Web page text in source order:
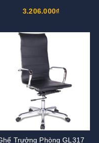
3.206.000₫
Trưởng Phòng GL317